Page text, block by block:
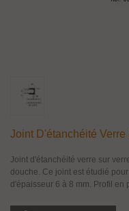
Joint D'étanchéité Verre
Joint d'étanchéité verre sur
douche. Ce joint est étudié
d'épaisseur 6 à 8 mm. Profil en